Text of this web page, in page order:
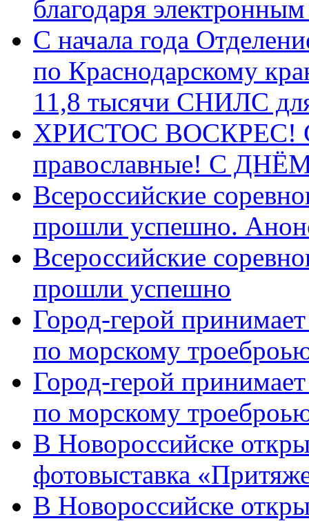
благодаря
С начала года
по Краснодарскому
11,8 тысячи СНИЛС
ХРИСТОС ВОСКРЕС! С
православные! C
Всероссийские
прошли успешно.
Всероссийские
прошли успешно
Город-герой
по морскому
Город-герой
по морскому
В Новороссийске
фотовыставка
В Новороссийске